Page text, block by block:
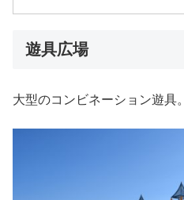
遊具広場
大型のコンビネーション遊具。